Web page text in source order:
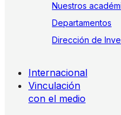
Nuestros
Departamentos
Dirección de
Internacional
Vinculación
con el medio